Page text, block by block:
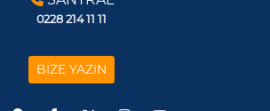
0228 214 11 11
BİZE YAZIN